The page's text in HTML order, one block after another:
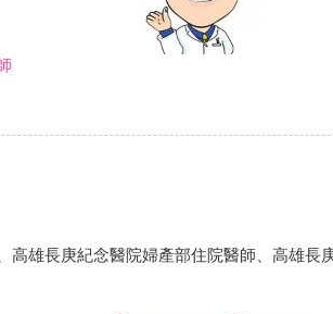
高雄長庚紀念醫院婦產部住院醫師、高雄長